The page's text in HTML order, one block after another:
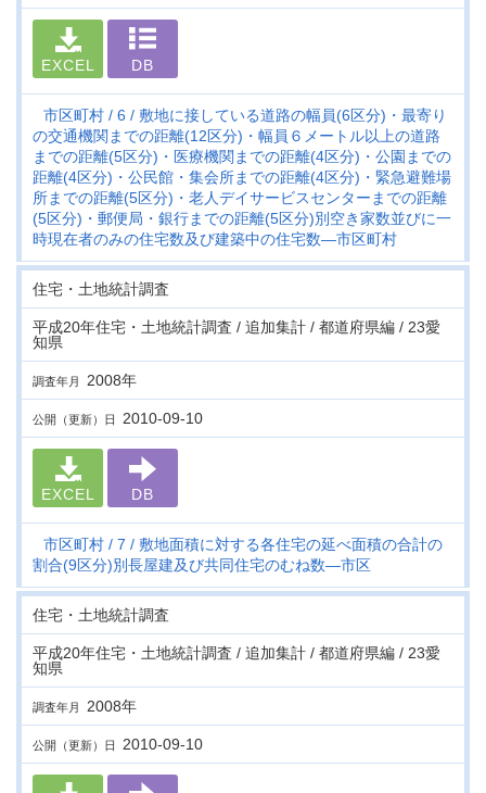
EXCEL DB
市区町村 6
敷地に接している道路の幅員(6区分)・最寄り
の交通機関までの距離(12区分)・幅員６メートル以上の道路
までの距離(5区分)・医療機関までの距離(4区分)・公園までの
距離(4区分)・公民館・集会所までの距離(4区分)・緊急避難場
所までの距離(5区分)・老人デイサービスセンターまでの距離
(5区分)・郵便局・銀行までの距離(5区分)別空き家数並びに一
時現在者のみの住宅数及び建築中の住宅数―市区町村
住宅・土地統計調査
平成20年住宅・土地統計調査 / 追加集計 / 都道府県編 / 23愛
知県
調査年月 2008年
公開（更新）日 2010-09-10
EXCEL DB
市区町村 7
敷地面積に対する各住宅の延べ面積の合計の
割合(9区分)別長屋建及び共同住宅のむね数―市区
住宅・土地統計調査
平成20年住宅・土地統計調査 / 追加集計 / 都道府県編 / 23愛
知県
調査年月 2008年
公開（更新）日 2010-09-10